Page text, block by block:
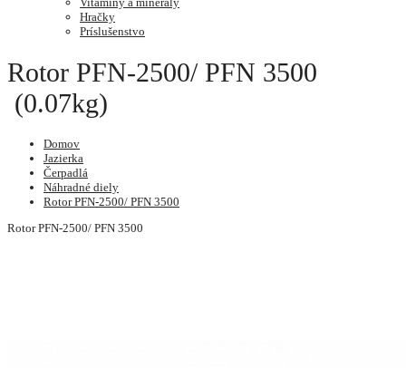
Hračky
Príslušenstvo
Rotor PFN-2500/ PFN 3500
(0.07kg)
Domov
Jazierka
Čerpadlá
Náhradné diely
Rotor PFN-2500/ PFN 3500
Rotor PFN-2500/ PFN 3500